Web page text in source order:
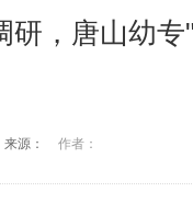
研，唐山幼
来源： 作者：